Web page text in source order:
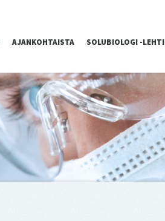
AJANKOHTAISTA SOLUBIOLOGI -LEHTI